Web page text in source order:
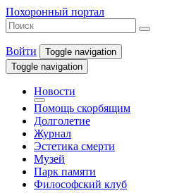
Похоронный портал
Войти
Toggle navigation
Toggle navigation
Новости
Помощь скорбящим
Долголетие
Журнал
Эстетика смерти
Музей
Парк памяти
Философский клуб